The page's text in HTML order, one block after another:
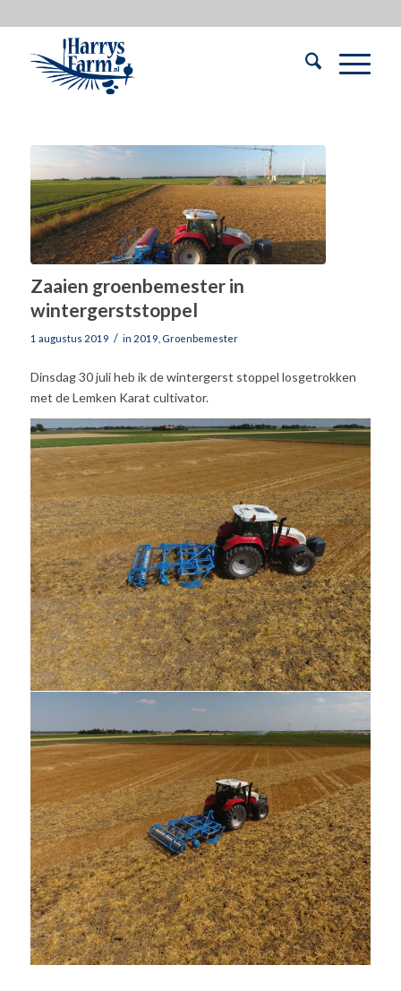
Zaaien groenbemester in
wintergerststoppel
1 augustus 2019 / in 2019 Groenbemester
Dinsdag 30 juli heb ik de wintergerst stoppel losgetrokken
met de Lemken Karat cultivator.